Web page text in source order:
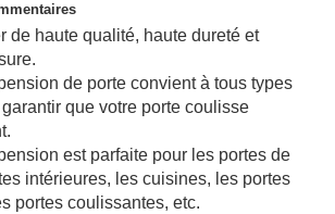
de haute qualité, haute dureté et
de porte convient à tous types
que votre porte coulisse
est parfaite pour les portes de
intérieures, les cuisines, les portes
portes coulissantes, etc.